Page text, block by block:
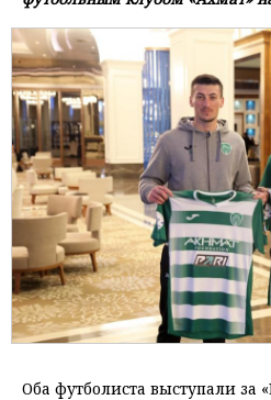
Оба футболиста выступали за